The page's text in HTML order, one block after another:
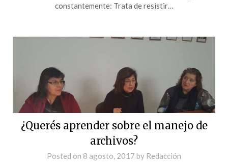
constantemente: Trata de resistir…
¿Querés aprender sobre el manejo de
archivos?
Posted on 8 agosto, 2017 by Redacción